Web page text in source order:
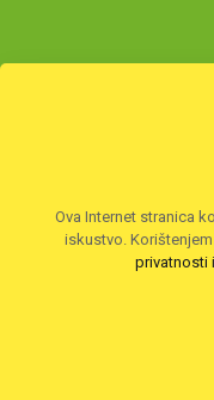
Ova Internet stranica
iskustvo.
privatnosti